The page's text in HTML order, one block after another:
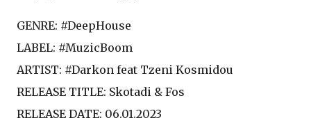
GENRE: #DeepHouse
LABEL: #MuzicBoom​
ARTIST: #Darkon feat Tzeni Kosmidou
RELEASE TITLE: Skotadi & Fos
RELEASE DATE: 06.01.2023